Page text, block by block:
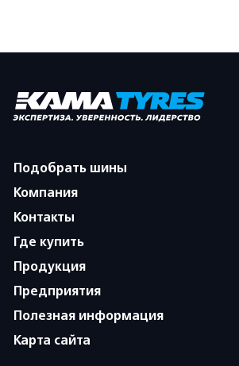
Подобрать шины
Компания
Контакты
Где купить
Продукция
Предприятия
Полезная информация
Карта сайта